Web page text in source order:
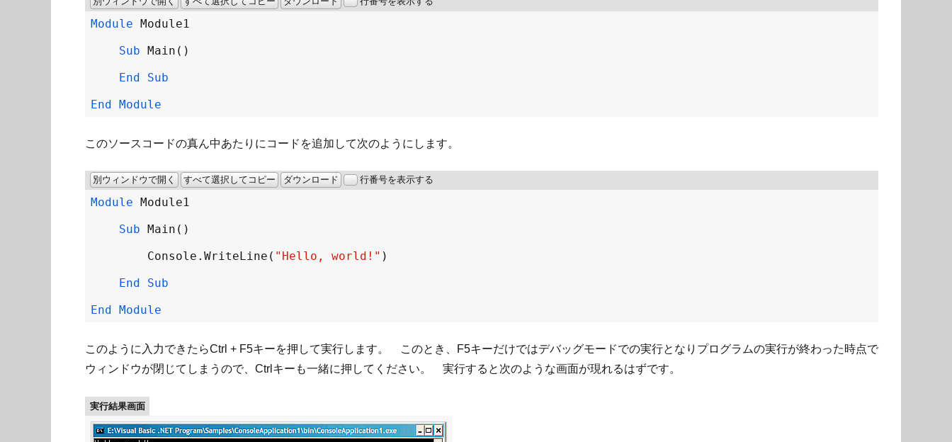
Module Module1
Sub Main
End
Sub
End Module
このソースコードの真ん中あたりにコードを追加して次のようにします。
別ウィンドウで開く すべて選択してコピー ダウンロード 行番号を表示する
Module Module1
Sub Main
Console . WriteLine ( "Hello, world!"
End
Sub
End Module
このように入力できたらCtrl + F5キーを押して実行します。 このとき、F5キーだけではデバッグモードでの実行となりプログラムの実行が終わった時点で
ウィンドウが閉じてしまうので、Ctrlキーも一緒に押してください。 実行すると次のような画面が現れるはずです。
実行結果画面